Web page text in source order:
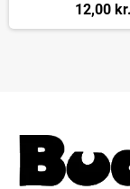
12,00 kr.